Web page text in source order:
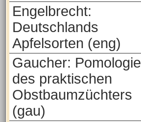
Engelbrecht:
Deutschlands
Apfelsorten (eng)
Gaucher: Pomologie
des praktischen
Obstbaumzüchters
(gau)